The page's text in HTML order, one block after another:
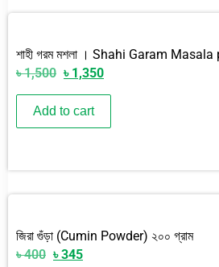
শাহী গরম মশলা । Shahi Garam
৳1,500 ৳ 1,350
Add to cart
জিরা গুঁড়া (Cumin Powder) ২০০ গ্রাম
৳400 ৳345